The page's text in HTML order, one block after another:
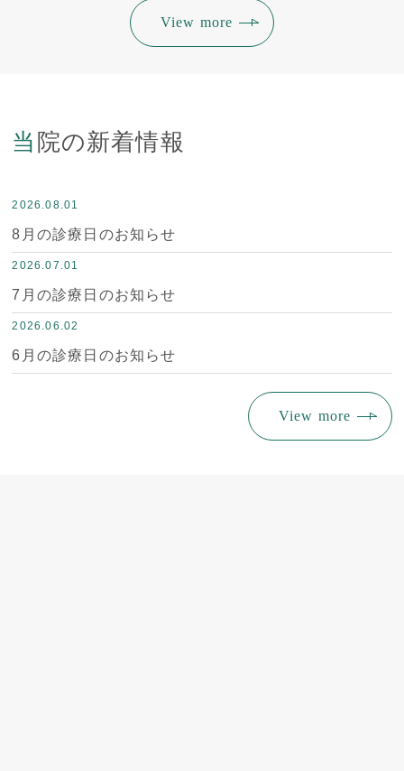
View more
当院の新着情報
2026.08.01
8月の診療日のお知らせ
2026.07.01
7月の診療日のお知らせ
2026.06.02
6月の診療日のお知らせ
View more